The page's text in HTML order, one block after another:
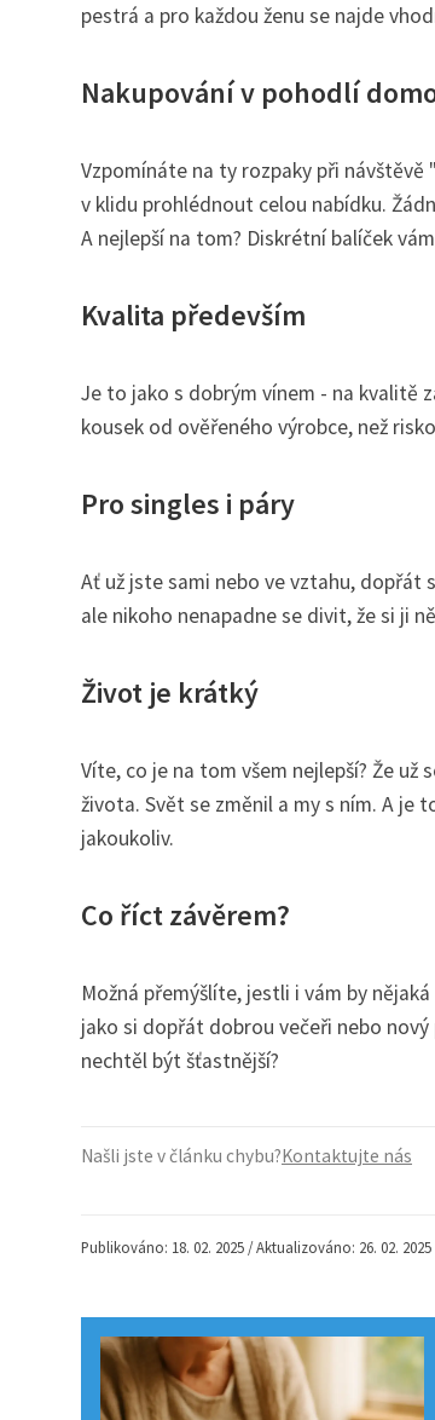
pestrá a pro každou ženu se najde
Nakupování v pohodlí
Vzpomínáte na ty rozpaky při
v klidu prohlédnout celou nabídku.
A nejlepší na tom? Diskrétní balíček
Kvalita především
Je to jako s dobrým vínem - na kvalitě
kousek od ověřeného výrobce, než
Pro singles i páry
Ať už jste sami nebo ve vztahu, dopřát
ale nikoho nenapadne se divit, že si ji
Život je krátký
Víte, co je na tom všem nejlepší? Že
života. Svět se změnil a my s ním. A
jakoukoliv.
Co říct závěrem?
Možná přemýšlíte, jestli i vám by
jako si dopřát dobrou večeři nebo
nechtěl být šťastnější?
Našli jste v článku chybu?Kontaktujte nás
Publikováno: 18. 02. 2025 / Aktualizováno: 26. 02. 2025